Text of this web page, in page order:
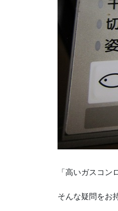
「高いガスコン
そんな疑問をお